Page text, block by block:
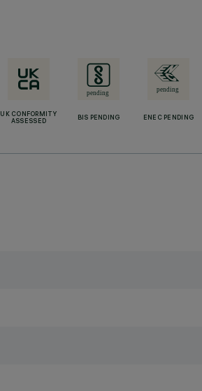
UK CONFORMITY
ASSESSED
BIS PENDING ENEC PENDING